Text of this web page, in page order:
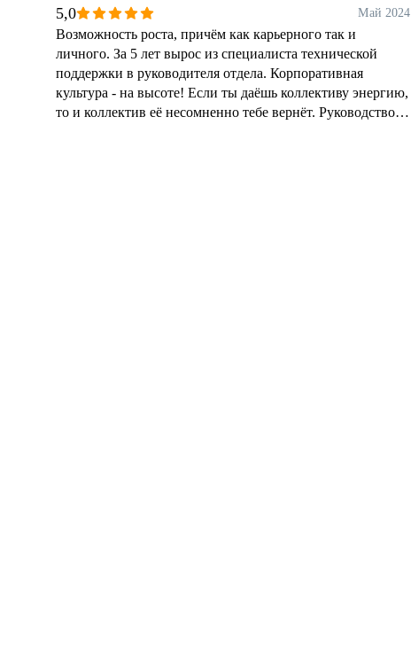
5,0
Май 2024
Возможность роста, причём как карьерного так и
личного. За 5 лет вырос из специалиста технической
поддержки в руководителя отдела. Корпоративная
культура - на высоте! Если ты даёшь коллективу энергию,
то и коллектив её несомненно тебе вернёт. Руководство